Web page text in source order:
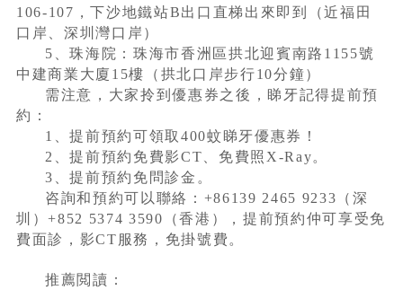
106-107，下沙地鐵站B出口直梯出來即到（近福田
口岸、深圳灣口岸）
5、珠海院：珠海市香洲區拱北迎賓南路1155號
中建商業大廈15樓（拱北口岸步行10分鐘）
需注意，大家拎到優惠券之後，睇牙記得提前預
約：
1、提前預約可領取400蚊睇牙優惠券！
2、提前預約免費影CT、免費照X-Ray。
3、提前預約免問診金。
咨詢和預約可以聯絡：+86139 2465 9233（深
圳）+852 5374 3590（香港），提前預約仲可享受免
費面診，影CT服務，免掛號費。
推薦閲讀：